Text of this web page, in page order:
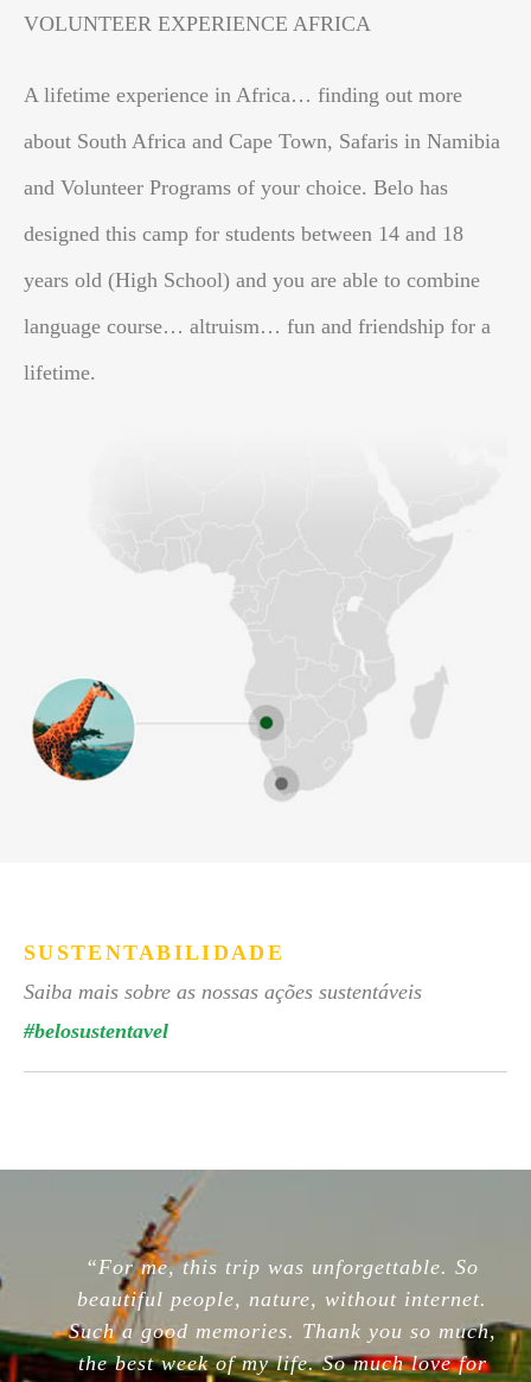
VOLUNTEER EXPERIENCE AFRICA
A lifetime experience in Africa… finding out more
about South Africa and Cape Town, Safaris in Namibia
and Volunteer Programs of your choice. Belo has
designed this camp for students between 14 and 18
years old (High School) and you are able to combine
language course… altruism… fun and friendship for a
lifetime.
SUSTENTABILIDADE
Saiba mais sobre as nossas ações sustentáveis
#belosustentavel
“For me, this trip was unforgettable. So
beautiful people, nature, without internet.
Such a good memories. Thank you so much,
the best week of my life. So much love for